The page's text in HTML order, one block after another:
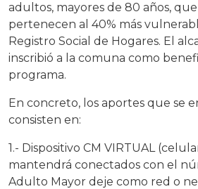
adultos, mayores de 80 años,
pertenecen al 40% más
Registro Social de Hogares. El
inscribió a la comuna como
programa.
En concreto, los aportes que se
consisten en:
1.- Dispositivo CM VIRTUAL
mantendrá conectados con el
Adulto Mayor deje como red o